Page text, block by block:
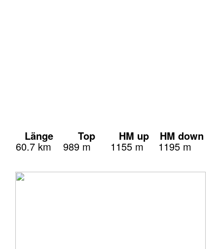
Länge Top HM up HM down
60.7 km 989 m 1155 m 1195 m